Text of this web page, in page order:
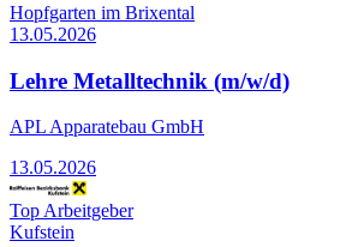
Hopfgarten im Brixental
13.05.2026
Lehre Metalltechnik (m/w/d)
APL Apparatebau GmbH
13.05.2026
Top Arbeitgeber
Kufstein